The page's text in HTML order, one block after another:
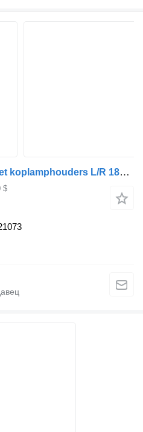
Корпус фары DAF Occ set koplamphouders L/R 1837641 для грузовика
$